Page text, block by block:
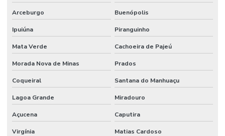
Arceburgo Buenópolis
Ipuiúna Piranguinho
Mata Verde Cachoeira de Pajeú
Morada Nova de Minas Prados
Coqueiral Santana do Manhuaçu
Lagoa Grande Miradouro
Açucena Caputira
Virgínia Matias Cardoso